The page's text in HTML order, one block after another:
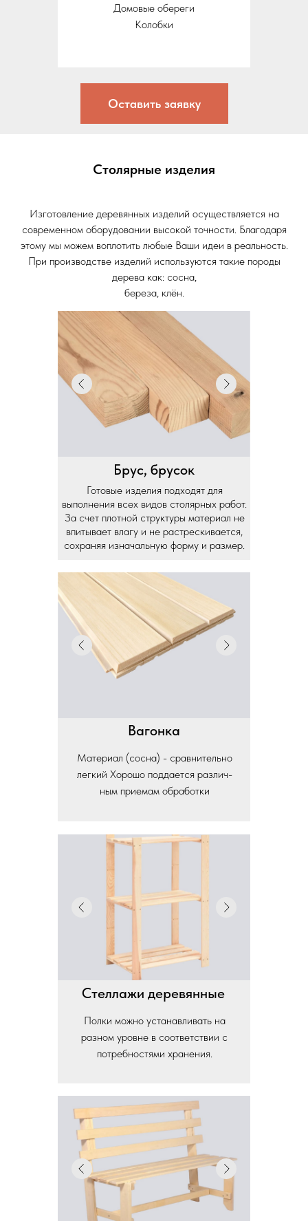
Домовые обереги
Колобки
Оставить заявку
Столярные изделия
Изготовление деревянных изделий осуществляется на
современном оборудовании высокой точности. Благодаря
этому мы можем воплотить любые Ваши идеи в реальность.
При производстве изделий используются такие породы
дерева как: сосна,
береза, клён.
Брус, брусок
Готовые изделия подходят для
выполнения всех видов столярных работ.
За счет плотной структуры материал не
впитывает влагу и не растрескивается,
сохраняя изначальную форму и размер.
Вагонка
Материал (сосна) - сравнительно
легкий Хорошо поддается различ-
ным приемам обработки
Стеллажи деревянные
Полки можно устанавливать на
разном уровне в соответствии с
потребностями хранения.